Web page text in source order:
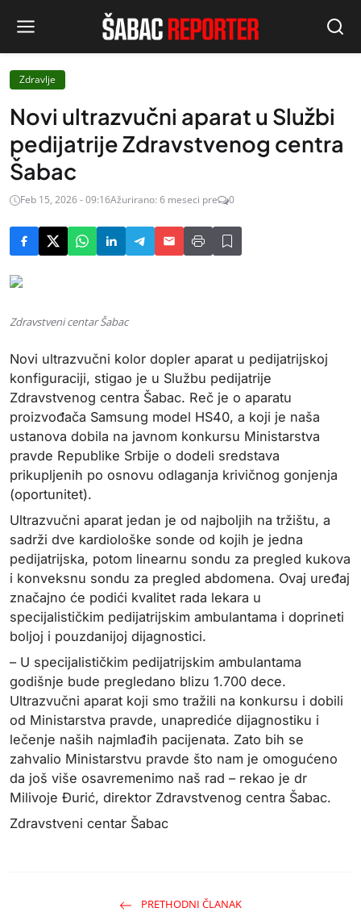
Zdravlje
Novi ultrazvučni aparat u Službi
pedijatrije Zdravstvenog centra
Šabac
Feb 15, 2026 - 09:16Ažurirano: 6 meseci pre 0
Zdravstveni centar Šabac
Novi ultrazvučni kolor dopler aparat u pedijatrijskoj
konfiguraciji, stigao je u Službu pedijatrije
Zdravstvenog centra Šabac. Reč je o aparatu
proizvođača Samsung model HS40, a koji je naša
ustanova dobila na javnom konkursu Ministarstva
pravde Republike Srbije o dodeli sredstava
prikupljenih po osnovu odlaganja krivičnog gonjenja
(oportunitet).
Ultrazvučni aparat jedan je od najboljih na tržištu, a
sadrži dve kardiološke sonde od kojih je jedna
pedijatrijska, potom linearnu sondu za pregled kukova
i konveksnu sondu za pregled abdomena. Ovaj uređaj
značajno će podići kvalitet rada lekara u
specijalističkim pedijatrijskim ambulantama i doprineti
boljoj i pouzdanijoj dijagnostici.
– U specijalističkim pedijatrijskim ambulantama
godišnje bude pregledano blizu 1.700 dece.
Ultrazvučni aparat koji smo tražili na konkursu i dobili
od Ministarstva pravde, unaprediće dijagnostiku i
lečenje naših najmlađih pacijenata. Zato bih se
zahvalio Ministarstvu pravde što nam je omogućeno
da još više osavremenimo naš rad – rekao je dr
Milivoje Đurić, direktor Zdravstvenog centra Šabac.
Zdravstveni centar Šabac
PRETHODNI ČLANAK